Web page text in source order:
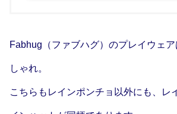
Fabhug（ファブハグ）のプレイウェ
しゃれ。
こちらもレインポンチョ以外にも、レ